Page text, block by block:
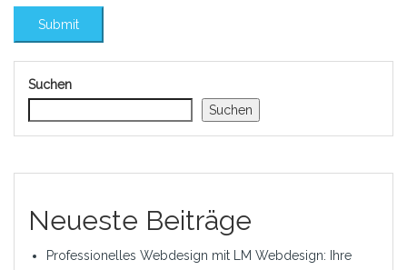
Suchen
Suchen
Neueste Beiträge
Professionelles Webdesign mit LM Webdesign: Ihre